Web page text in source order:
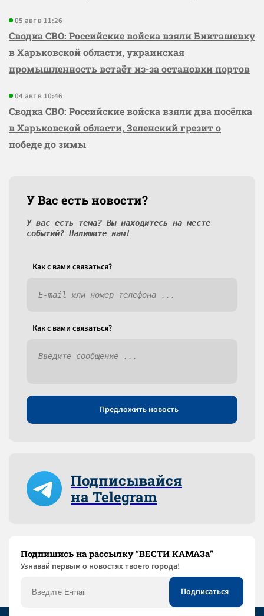
05 авг в 11:26
Сводка СВО: Российские войска взяли Бикташевку
в Харьковской области, украинская
промышленность встаёт из-за остановки портов
04 авг в 10:46
Сводка СВО: Российские войска взяли два посёлка
в Харьковской области, Зеленский грезит о
победе до зимы
У Вас есть новости?
У вас есть тема? Вы находитесь на месте
событий? Напишите нам!
Как c вами связаться?
Как c вами связаться?
Предложить новость
Подписывайся
на Telegram
Подпишись на рассылку “ВЕСТИ КАМАЗа”
Узнaвай первым о новостях твоего города!